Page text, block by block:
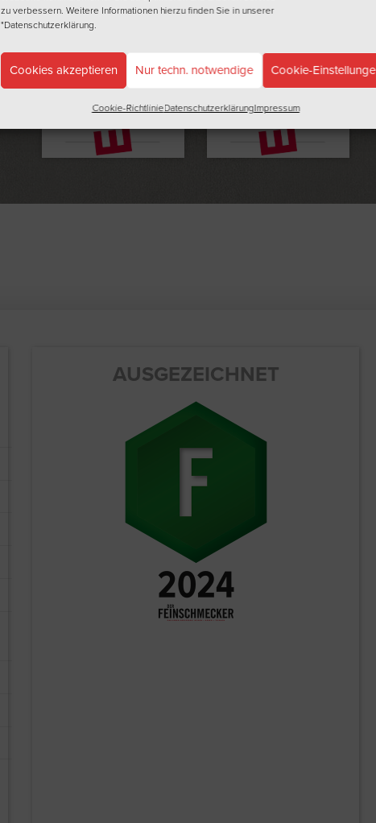
zu verbessern. Weitere Informationen hierzu finden Sie in unserer
"Datenschutzerklärung.
Cookies akzeptieren Nur techn. notwendige Cookie-
Cookie-RichtlinieDatenschutzerklärungImpressum
EISSWEINE FÜ
R DEN SO
MMER
€53,00
€35,00
inkl. 19% MwSt. zzgl.Versand
€4,90
AUSGEZEICHNET